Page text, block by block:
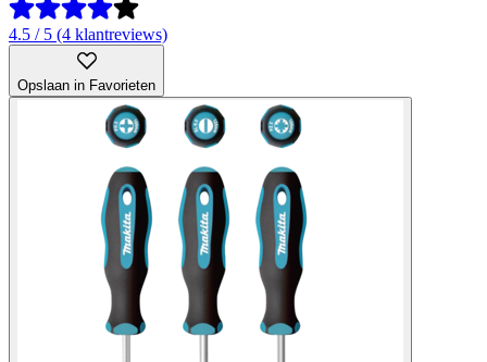
4.5 / 5 (4 klantreviews)
Opslaan in Favorieten